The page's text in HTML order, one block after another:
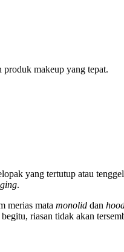
produk makeup yang tepat.
yang tertutup atau
.
merias mata monolid dan
riasan tidak akan